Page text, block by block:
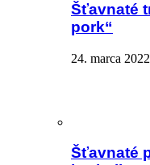
Šťavnaté
pork“
24. marca 2022
Šťavnaté